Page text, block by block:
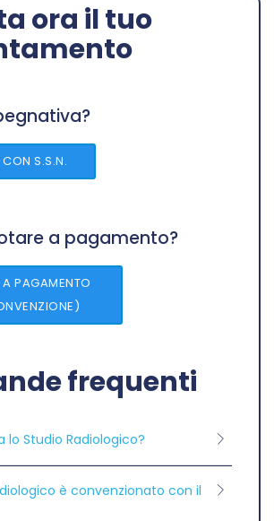
ora il tuo
S.S.N.
a pagamento?
PAGAMENTO
frequenti
lo Studio Radiologico?
è convenzionato con il